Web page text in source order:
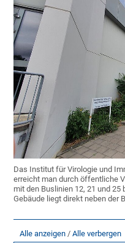
Das Institut für Virologie und
erreicht man durch öffentliche
mit den Buslinien 12, 21 und 25
Gebäude liegt direkt neben der
Alle anzeigen Alle verbergen